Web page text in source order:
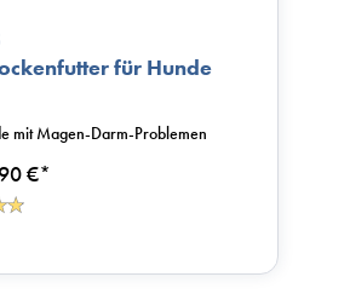
für Hunde
€*
mit Magen-Darm-Problemen